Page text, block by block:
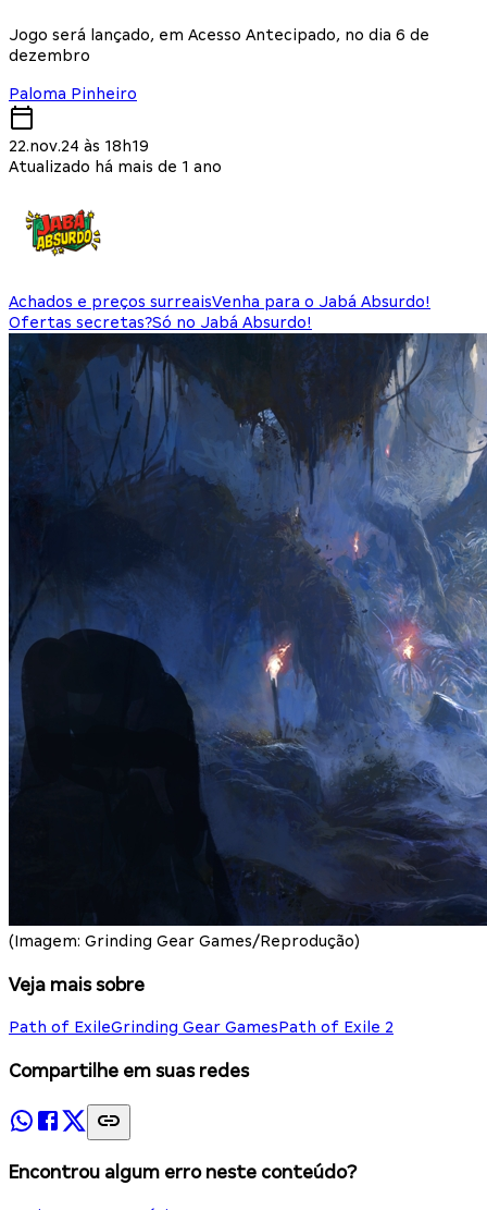
Jogo será lançado, em Acesso Antecipado, no dia 6 de
dezembro
Paloma Pinheiro
22.nov.24 às 18h19
Atualizado há mais de 1 ano
Achados e preços surreaisVenha para o Jabá Absurdo!
Ofertas secretas?Só no Jabá Absurdo!
(Imagem: Grinding Gear Games/Reprodução)
Veja mais sobre
Path of ExileGrinding Gear GamesPath of Exile 2
Compartilhe em suas redes
Encontrou algum erro neste conteúdo?